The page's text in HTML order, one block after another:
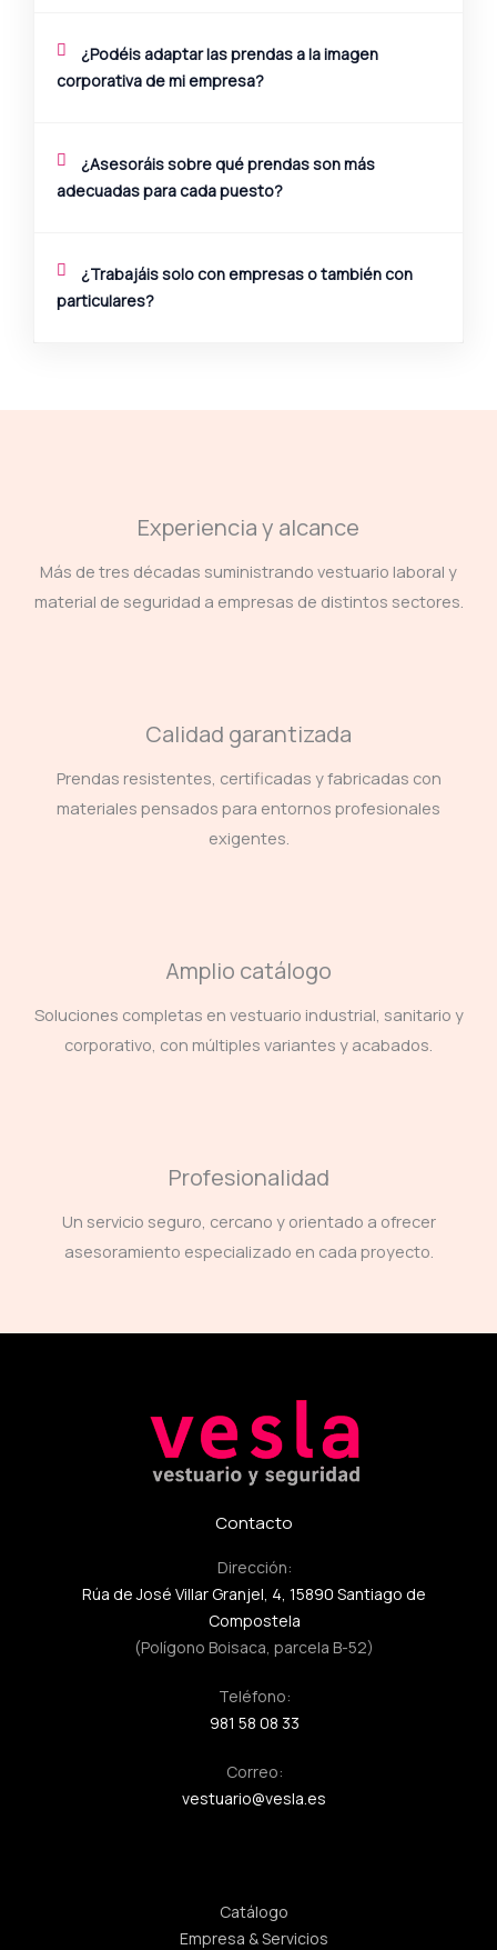
¿Podéis adaptar las prendas a la imagen
corporativa de mi empresa?
¿Asesoráis sobre qué prendas son más
adecuadas para cada puesto?
¿Trabajáis solo con empresas o también con
particulares?
Experiencia y alcance
Más de tres décadas suministrando vestuario laboral y
material de seguridad a empresas de distintos sectores.
Calidad garantizada
Prendas resistentes, certificadas y fabricadas con
materiales pensados para entornos profesionales
exigentes.
Amplio catálogo
Soluciones completas en vestuario industrial, sanitario y
corporativo, con múltiples variantes y acabados.
Profesionalidad
Un servicio seguro, cercano y orientado a ofrecer
asesoramiento especializado en cada proyecto.
Contacto
Dirección:
Rúa de José Villar Granjel, 4, 15890 Santiago de
Compostela
(Polígono Boisaca, parcela B-52)
Teléfono:
981 58 08 33
Correo:
vestuario@vesla.es
Catálogo
Empresa & Servicios